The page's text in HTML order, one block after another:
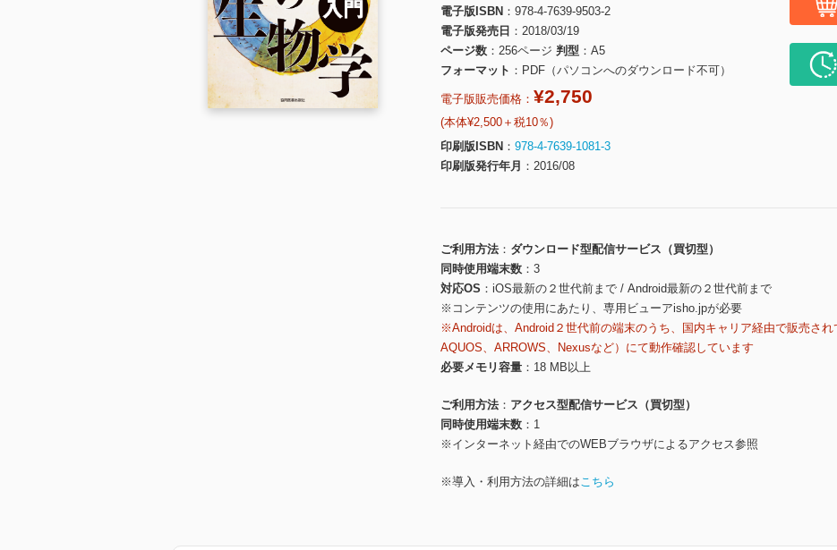
電子版ISBN
978-4-7639-9503-2
電子版発売日
2018/03/19
ページ数
256ページ 判型
A5
フォーマット
PDF（パソコンへのダウンロード不可）
電子版販売価格： ¥2,750
(本体¥2,500＋税10％)
印刷版ISBN
978-4-7639-1081-3
印刷版発行年月
2016/08
ご利用方法
ダウンロード型配信サービス（買切型）
同時使用端末数
3
対応OS
iOS最新の２世代前まで / Android最新の２世代前まで
※コンテンツの使用にあたり、専用ビューアisho.jpが必要
※Androidは、Android２世代前の端末のうち、国内キャリア経由で販売され
AQUOS、ARROWS、Nexusなど）にて動作確認しています
必要メモリ容量
18 MB以上
ご利用方法
アクセス型配信サービス（買切型）
同時使用端末数
1
※インターネット経由でのWEBブラウザによるアクセス参照
※導入・利用方法の詳細はこちら